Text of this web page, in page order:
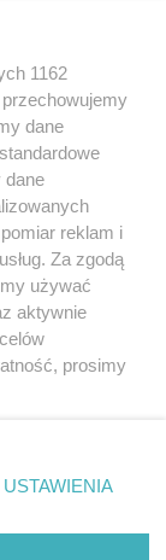
portali
z nami
1162
dane
dane
reklam i
Za zgodą
używać
aktywnie
prosimy
rogu strony
nie wymagają
się
USTAWIENIA